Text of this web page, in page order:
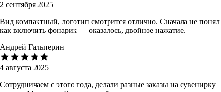
2 сентября 2025
Вид компактный, логотип смотрится отлично. Сначала не понял
как включить фонарик — оказалось, двойное нажатие.
Андрей Гальперин
4 августа 2025
Сотрудничаем с этого года, делали разные заказы на сувенирку